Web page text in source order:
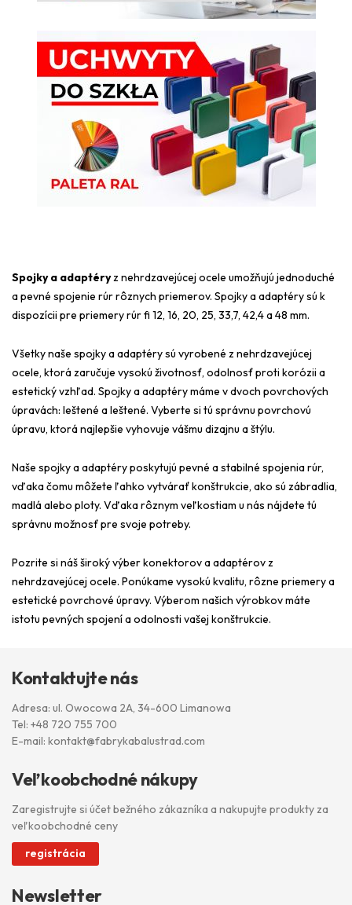
Spojky a adaptéryz nehrdzavejúcej ocele umožňujú jednoduché
a pevné spojenie rúr rôznych priemerov. Spojky a adaptéry sú k
dispozícii pre priemery rúr fi 12, 16, 20, 25, 33,7, 42,4 a 48 mm.
Všetky naše spojky a adaptéry sú vyrobené z nehrdzavejúcej
ocele, ktorá zaručuje vysokú životnosť, odolnosť proti korózii a
estetický vzhľad. Spojky a adaptéry máme v dvoch povrchových
úpravách: leštené a leštené. Vyberte si tú správnu povrchovú
úpravu, ktorá najlepšie vyhovuje vášmu dizajnu a štýlu.
Naše spojky a adaptéry poskytujú pevné a stabilné spojenia rúr,
vďaka čomu môžete ľahko vytvárať konštrukcie, ako sú zábradlia,
madlá alebo ploty. Vďaka rôznym veľkostiam u nás nájdete tú
správnu možnosť pre svoje potreby.
Pozrite si náš široký výber konektorov a adaptérov z
nehrdzavejúcej ocele. Ponúkame vysokú kvalitu, rôzne priemery a
estetické povrchové úpravy. Výberom našich výrobkov máte
istotu pevných spojení a odolnosti vašej konštrukcie.
Kontaktujte nás
Adresa: ul. Owocowa 2A, 34-600 Limanowa
Tel: +48 720 755 700
E-mail: kontakt@fabrykabalustrad.com
Veľkoobchodné nákupy
Zaregistrujte si účet bežného zákazníka a nakupujte produkty za
veľkoobchodné ceny
registrácia
Newsletter